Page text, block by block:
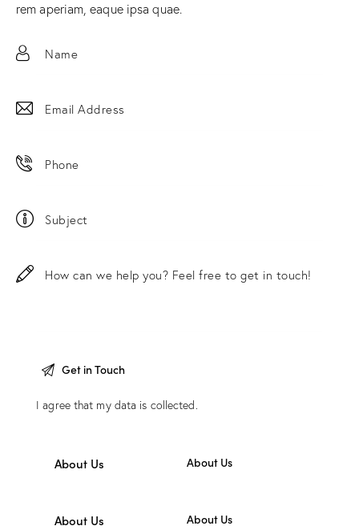
rem aperiam, eaque ipsa quae.
I agree that my data is collected.
About Us About Us
About Us About Us